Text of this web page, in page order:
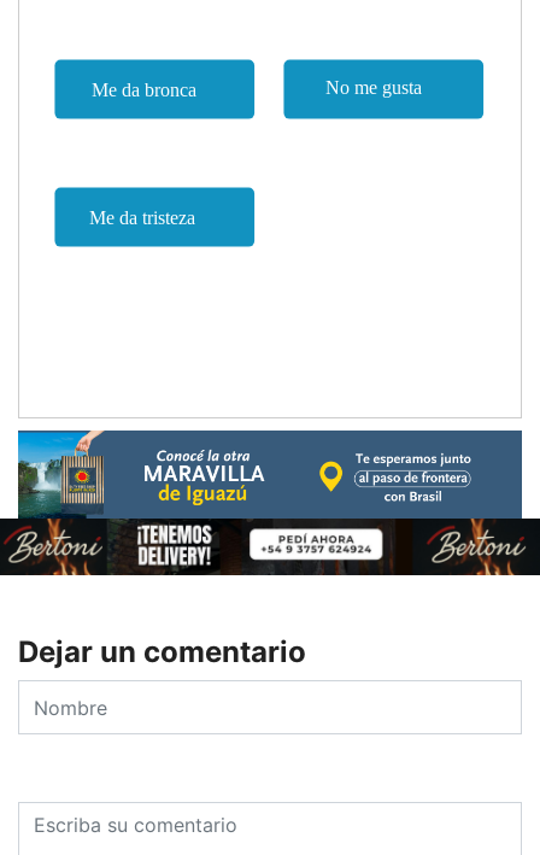
Dejar un comentario